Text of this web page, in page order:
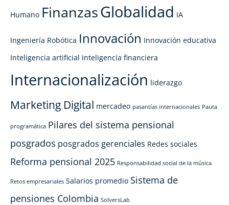
Humano FinanzasGlobalidad IA
Ingeniería Robótica Innovación Innovación educativa
Inteligencia artificial Inteligencia financiera
Internacionalización liderazgo
Marketing Digital mercadeo pasantías internacionales Pauta
programática Pilares del sistema pensional
posgrados posgrados gerenciales Redes sociales
Reforma pensional 2025 Responsabilidad social de la música
Retos empresariales Salarios promedio Sistema de
pensiones Colombia SolversLab